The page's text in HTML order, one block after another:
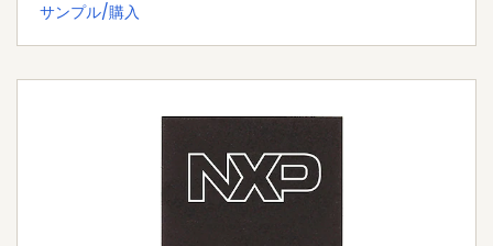
サンプル/購入